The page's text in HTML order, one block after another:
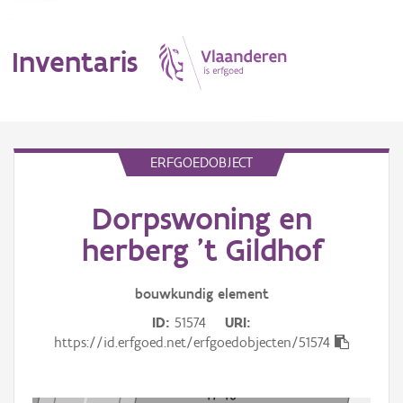
Inventaris
Aanduidingsobject
ERFGOEDOBJECT
Dorpswoning en
herberg 't Gildhof
bouwkundig element
ID 51574
URI
https://id.erfgoed.net/erfgoedobjecten/51574